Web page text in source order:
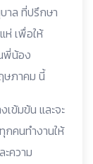
าล ที่ปรึกษา
เพื่อให้
พี่น้อง
ษภาคม นี้
ข้มข้น และจะ
กคนทำงานให้
ะความ